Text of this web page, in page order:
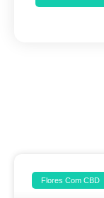
Flores Com CBD